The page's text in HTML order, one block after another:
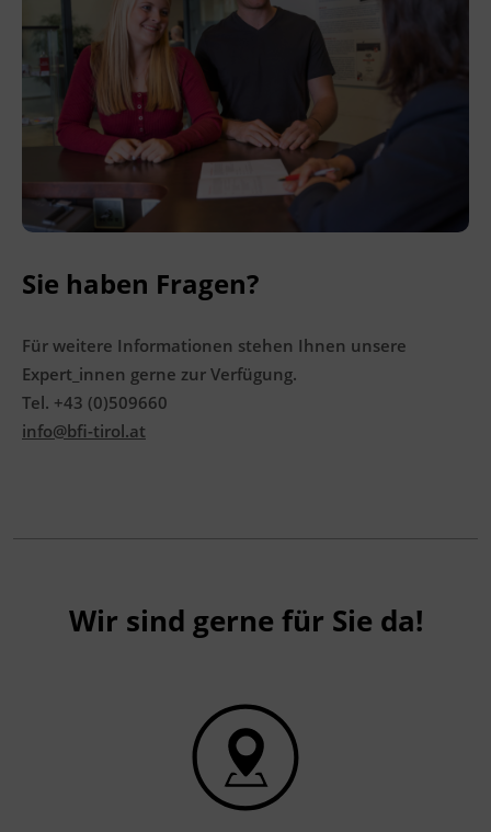
Online
Sie haben Fragen?
Für weitere Informationen stehen Ihnen unsere
Expert_innen gerne zur Verfügung.
Tel. +43 (0)509660
info@bfi-tirol.at
Wir sind gerne für Sie da!